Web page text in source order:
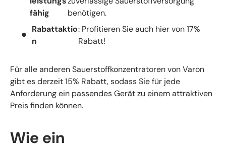
fähig
benötigen.
Rabattaktio
n
: Profitieren Sie auch hier von 17%
Rabatt!
Für alle anderen Sauerstoffkonzentratoren von Varon
gibt es derzeit 15% Rabatt, sodass Sie für jede
Anforderung ein passendes Gerät zu einem attraktiven
Preis finden können.
Wie ein